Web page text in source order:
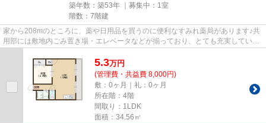
築年数：築53年 ｜募集中： 1室
階数：7階建
家から208mのところに、薬や日用品を買うのに便利なすみれ薬局があります♪共
用部には敷地内ごみ置き場・エレベータなどが揃っており、とても充実していま
5.3万円
(管理費・共益費 8,000円)
敷：0ヶ月｜礼：0ヶ月
所在階：4階
間取り：1LDK
面積：34.56㎡